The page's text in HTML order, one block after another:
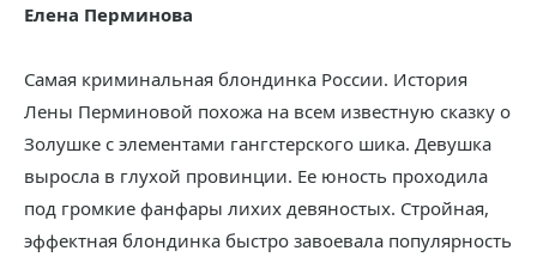
Елена Перминова
Самая криминальная блондинка России. История
Лены Перминовой похожа на всем известную сказку о
Золушке с элементами гангстерского шика. Девушка
выросла в глухой провинции. Ее юность проходила
под громкие фанфары лихих девяностых. Стройная,
эффектная блондинка быстро завоевала популярность